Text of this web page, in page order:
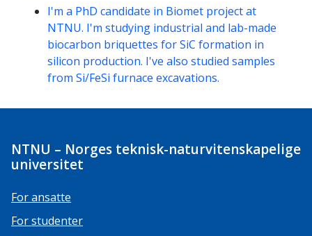
Kompetanseord
I'm a PhD candidate in Biomet project at
NTNU. I'm studying industrial and lab-made
biocarbon briquettes for SiC formation in
silicon production. I've also studied samples
from Si/FeSi furnace excavations.
NTNU – Norges teknisk-naturvitenskapelige
universitet
For ansatte
For studenter